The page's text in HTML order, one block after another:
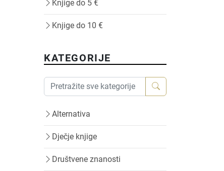
Knjige do 5 €
Knjige do 10 €
KATEGORIJE
Alternativa
Dječje knjige
Društvene znanosti